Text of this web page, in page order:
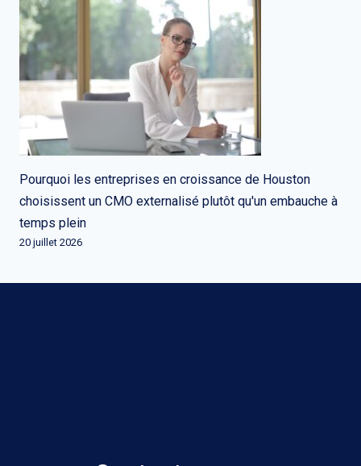
Pourquoi les entreprises en croissance de Houston
choisissent un CMO externalisé plutôt qu'un embauche à
temps plein
20 juillet 2026